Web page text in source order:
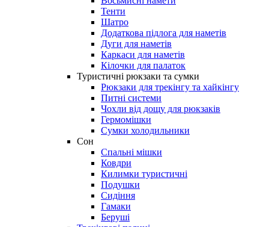
Тенти
Шатро
Додаткова підлога для наметів
Дуги для наметів
Каркаси для наметів
Кілочки для палаток
Туристичні рюкзаки та сумки
Рюкзаки для трекінгу та хайкінгу
Питні системи
Чохли від дощу для рюкзаків
Гермомішки
Сумки холодильники
Сон
Спальні мішки
Ковдри
Килимки туристичні
Подушки
Сидіння
Гамаки
Беруші